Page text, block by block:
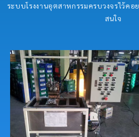
ระบบโรงงานอุตสาหกรรมครบวงจรไว้ค
สนใจ